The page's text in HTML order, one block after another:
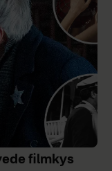
filmkys